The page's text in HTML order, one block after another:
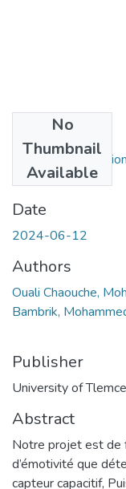
No
Thumbnail
Available
(3.26 MB)
Date
2024-06-12
Authors
Ouali Chaouche,
Bambrik,
Publisher
University of
Abstract
Notre projet est de
d’émotivité que
capteur capacitif,